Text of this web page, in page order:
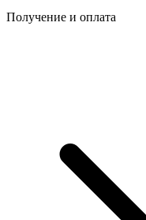
Получение и оплата